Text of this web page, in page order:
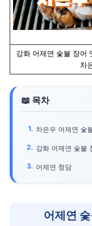
강화 어제연 숯불 장어
차
차은우 어제연 숯
강화 어제연 숯불
어제연 청담
어제연